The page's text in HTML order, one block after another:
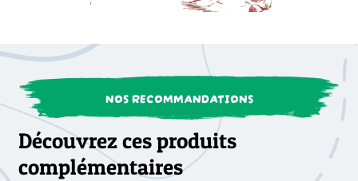
NOS RECOMMANDATIONS
Découvrez ces produits
complémentaires